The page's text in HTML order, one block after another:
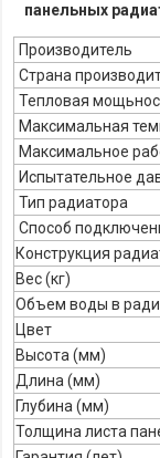
панельных
Производитель
Страна
Тепловая
Максимальная
Максимальное
Испытательное
Тип радиатора
Способ
Конструкция
Вес (кг)
Объем воды в
Цвет
Высота (мм)
Длина (мм)
Глубина (мм)
Толщина листа